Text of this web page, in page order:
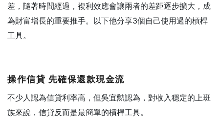
差，隨著時間經過，複利效應會讓兩者的差距逐步擴大，成
為財富增長的重要推手。以下他分享3個自己使用過的槓桿
工具。
操作信貸 先確保還款現金流
不少人認為信貸利率高，但吳宜勲認為，對收入穩定的上班
族來說，信貸反而是最簡單的槓桿工具。